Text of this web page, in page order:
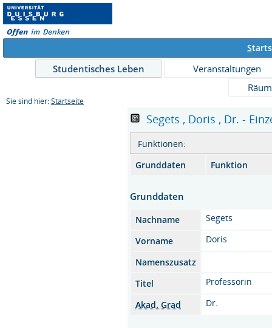
S
Studentisches Leben
Veranstaltungen
Sie sind hier: Startseite
Segets , Doris , Dr. -
Funktionen:
Grunddaten
Funktion
Grunddaten
Nachname
Segets
Vorname
Doris
Namenszusatz
Titel
Professorin
Akad. Grad
Dr.